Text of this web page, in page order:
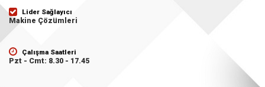
Lider Sağlayıcı
Makine Çözümleri
Çalışma Saatleri
Pzt - Cmt: 8.30 - 17.45